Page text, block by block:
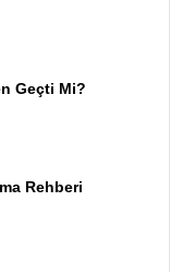
Geçti Mi?
Rehberi